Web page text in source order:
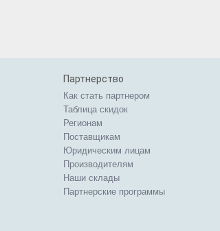
Партнерство
Как стать партнером
Таблица скидок
Регионам
Поставщикам
Юридическим лицам
Производителям
Наши склады
Партнерские программы